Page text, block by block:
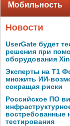
Мобильность
Новости
UserGate будет
решения при
оборудования
Эксперты на Т1
множить ИИ-
сокращая риски
Российское ПО
востребованные
тестирования